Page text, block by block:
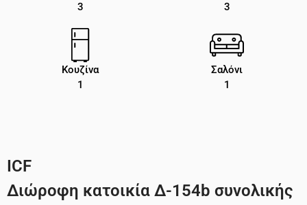
3
3
Κουζίνα
1
Σαλόνι
1
ICF
Διώροφη κατοικία Δ-154b συνολικής